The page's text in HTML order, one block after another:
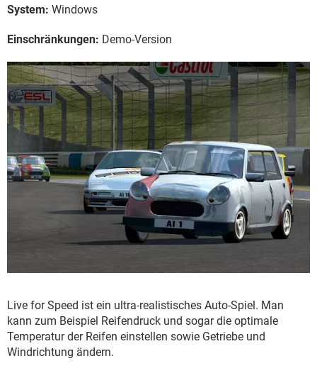
System: Windows
Einschränkungen: Demo-Version
Live for Speed ist ein ultra-realistisches Auto-Spiel. Man
kann zum Beispiel Reifendruck und sogar die optimale
Temperatur der Reifen einstellen sowie Getriebe und
Windrichtung ändern.